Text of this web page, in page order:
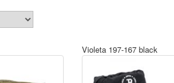
Violeta 197-167 black